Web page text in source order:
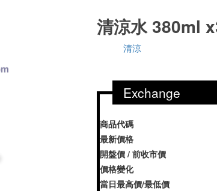
清涼水 380ml
清涼
Exchange
商品代碼
最新價格
開盤價 / 前收市價
價格變化
當日最高價/最低價